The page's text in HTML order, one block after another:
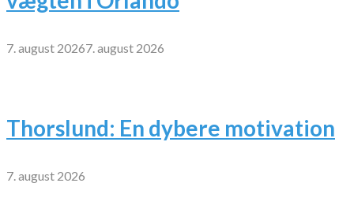
7. august 20267. august 2026
Thorslund: En dybere motivation
7. august 2026